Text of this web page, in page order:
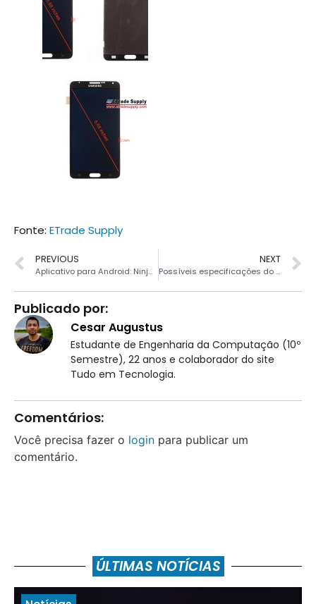
Fonte: ETrade Supply
PREVIOUS
Aplicativo para Android: Ninja SMS
NEXT
Possíveis especificações do iPhone 5C
Publicado por:
Cesar Augustus
Estudante de Engenharia da Computação (10º
Semestre), 22 anos e colaborador do site
Tudo em Tecnologia.
Comentários:
Você precisa fazer o login para publicar um
comentário.
ÚLTIMAS NOTÍCIAS